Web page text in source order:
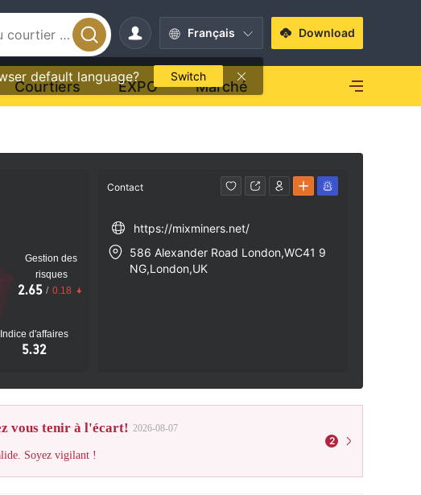
Français
default language? Switch
Download
Courtiers EXPO Marché
Indice d'affaires
5.32
Gestion des
risques
2.65 / 0.18
Contact
https://mixminers.net/
586 Alexander Road London,WC41 9
NG,London,UK
vous tenir à l'écart! 2026-08-07
Soyez vigilant !
2